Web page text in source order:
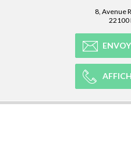
8, Avenue
22100